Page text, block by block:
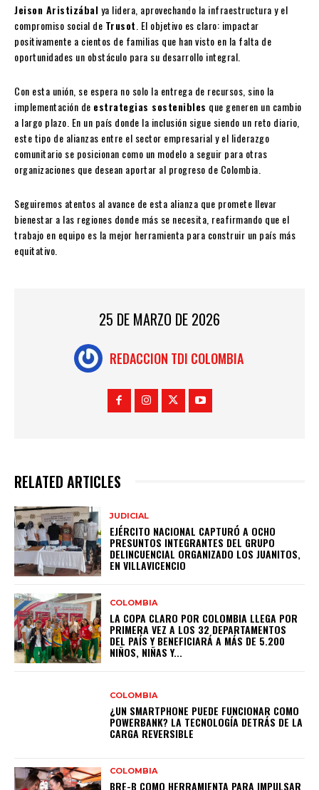
Jeison Aristizábalya lidera, aprovechando la infraestructura y el
compromiso social de Trusot . El objetivo es claro: impactar
positivamente a cientos de familias que han visto en la falta de
oportunidades un obstáculo para su desarrollo integral.
Con esta unión, se espera no solo la entrega de recursos, sino la
implementación de estrategias sostenibles que generen un cambio
a largo plazo. En un país donde la inclusión sigue siendo un reto diario,
este tipo de alianzas entre el sector empresarial y el liderazgo
comunitario se posicionan como un modelo a seguir para otras
organizaciones que desean aportar al progreso de Colombia.
Seguiremos atentos al avance de esta alianza que promete llevar
bienestar a las regiones donde más se necesita, reafirmando que el
trabajo en equipo es la mejor herramienta para construir un país más
equitativo.
25 DE MARZO DE 2026
REDACCION TDI COLOMBIA
RELATED ARTICLES
JUDICIAL
EJÉRCITO NACIONAL CAPTURÓ A OCHO
PRESUNTOS INTEGRANTES DEL GRUPO
DELINCUENCIAL ORGANIZADO LOS JUANITOS,
EN VILLAVICENCIO
COLOMBIA
LA COPA CLARO POR COLOMBIA LLEGA POR
PRIMERA VEZ A LOS 32 DEPARTAMENTOS
DEL PAÍS Y BENEFICIARÁ A MÁS DE 5.200
NIÑOS, NIÑAS Y...
COLOMBIA
¿UN SMARTPHONE PUEDE FUNCIONAR COMO
POWERBANK? LA TECNOLOGÍA DETRÁS DE LA
CARGA REVERSIBLE
COLOMBIA
BRE-B COMO HERRAMIENTA PARA IMPULSAR